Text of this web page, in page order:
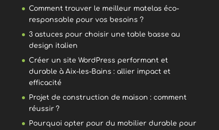
Comment trouver le meilleur matelas éco-
responsable pour vos besoins ?
3 astuces pour choisir une table basse au
design italien
Créer un site WordPress performant et
durable à Aix-les-Bains : allier impact et
efficacité
Projet de construction de maison : comment
réussir ?
Pourquoi opter pour du mobilier durable pour